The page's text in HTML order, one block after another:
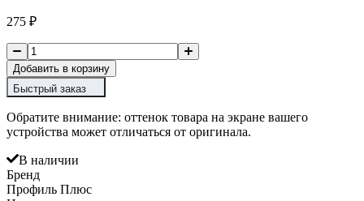
275 ₽
Добавить в корзину
Быстрый заказ
Обратите внимание: оттенок товара на экране вашего
устройства может отличаться от оригинала.
В наличии
Бренд
Профиль Плюс